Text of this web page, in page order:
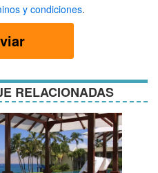
y condiciones.
RELACIONADAS